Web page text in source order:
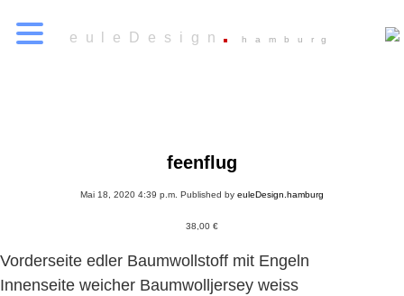
euleDesign hamburg
feenflug
Mai 18, 2020 4:39 p.m. Published by euleDesign.hamburg
38,00 €
Vorderseite edler Baumwollstoff mit Engeln
Innenseite weicher Baumwolljersey weiss